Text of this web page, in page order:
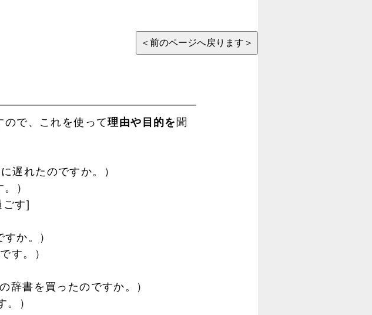
ので、これを使って理由や目的を 聞
れたのですか。）
）
す]
か。）
す。）
書を買ったのですか。）
）